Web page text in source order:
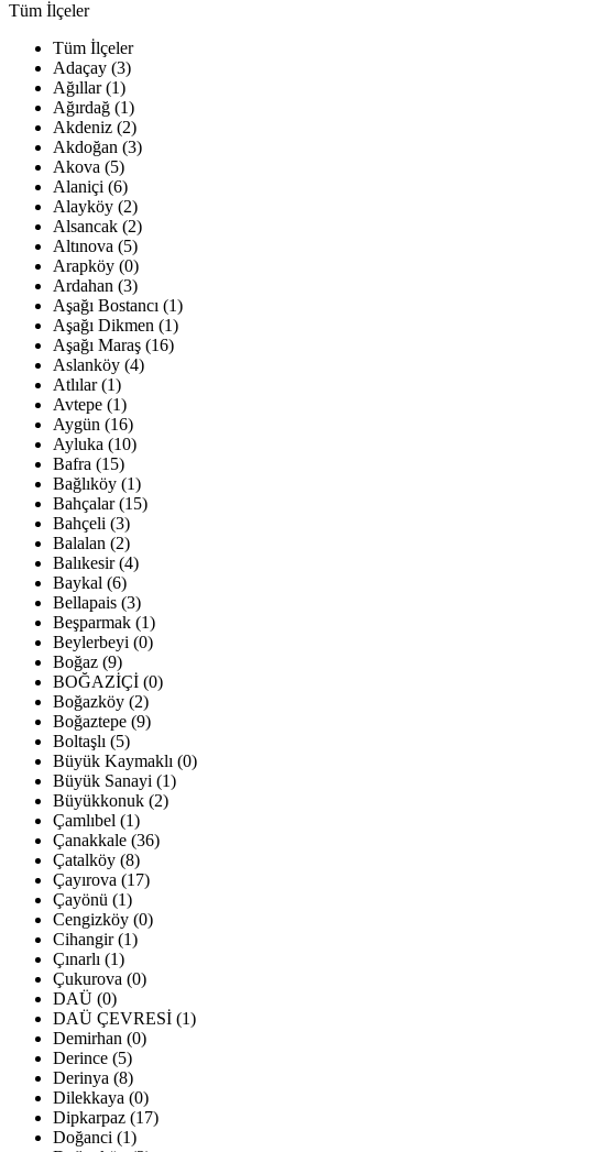
Tüm İlçeler
Tüm İlçeler
Adaçay (3)
Ağıllar (1)
Ağırdağ (1)
Akdeniz (2)
Akdoğan (3)
Akova (5)
Alaniçi (6)
Alayköy (2)
Alsancak (2)
Altınova (5)
Arapköy (0)
Ardahan (3)
Aşağı Bostancı (1)
Aşağı Dikmen (1)
Aşağı Maraş (16)
Aslanköy (4)
Atlılar (1)
Avtepe (1)
Aygün (16)
Ayluka (10)
Bafra (15)
Bağlıköy (1)
Bahçalar (15)
Bahçeli (3)
Balalan (2)
Balıkesir (4)
Baykal (6)
Bellapais (3)
Beşparmak (1)
Beylerbeyi (0)
Boğaz (9)
BOĞAZİÇİ (0)
Boğazköy (2)
Boğaztepe (9)
Boltaşlı (5)
Büyük Kaymaklı (0)
Büyük Sanayi (1)
Büyükkonuk (2)
Çamlıbel (1)
Çanakkale (36)
Çatalköy (8)
Çayırova (17)
Çayönü (1)
Cengizköy (0)
Cihangir (1)
Çınarlı (1)
Çukurova (0)
DAÜ (0)
DAÜ ÇEVRESİ (1)
Demirhan (0)
Derince (5)
Derinya (8)
Dilekkaya (0)
Dipkarpaz (17)
Doğanci (1)